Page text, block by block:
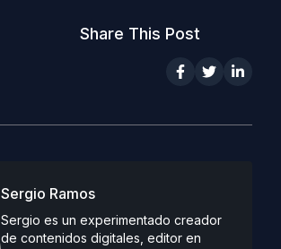
Share This Post
Sergio Ramos
Sergio es un experimentado creador
de contenidos digitales, editor en